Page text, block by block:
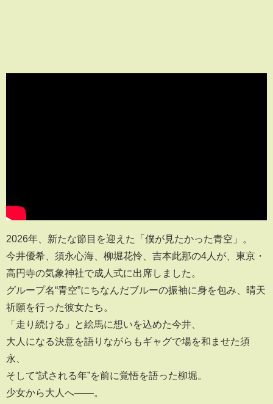
2026年、新たな節目を迎えた「僕が見たかった青空」。
今井優希、須永心海、柳堀花怜、吉本此那の4人が、東京・
高円寺の気象神社で成人式に出席しました。
グループ名“青空”にちなんだブルーの振袖に身を包み、晴天
祈願を行った彼女たち。
「走り続ける」と絵馬に想いを込めた今井、
大人になる決意を語りながらもギャグで場を和ませた須
永、
そして“試される年”を前に覚悟を語った柳堀。
少女から大人へ――。